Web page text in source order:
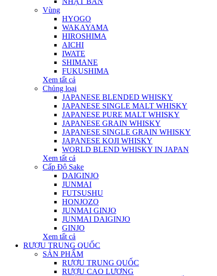
Vùng
HYOGO
WAKAYAMA
HIROSHIMA
AICHI
IWATE
SHIMANE
FUKUSHIMA
Xem tất cả
Chủng loại
JAPANESE BLENDED WHISKY
JAPANESE SINGLE MALT WHISKY
JAPANESE PURE MALT WHISKY
JAPANESE GRAIN WHISKY
JAPANESE SINGLE GRAIN WHISKY
JAPANESE KOJI WHISKY
WORLD BLEND WHISKY IN JAPAN
Xem tất cả
Cấp Độ Sake
DAIGINJO
JUNMAI
FUTSUSHU
HONJOZO
JUNMAI GINJO
JUNMAI DAIGINJO
GINJO
Xem tất cả
RƯỢU TRUNG QUỐC
SẢN PHẨM
RƯỢU TRUNG QUỐC
RƯỢU CAO LƯƠNG